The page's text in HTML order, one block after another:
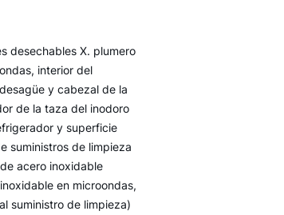
desechables X. plumero
interior del
y cabezal de la
de la taza del inodoro
y superficie
suministros de limpieza
acero inoxidable
en microondas,
suministro de limpieza)